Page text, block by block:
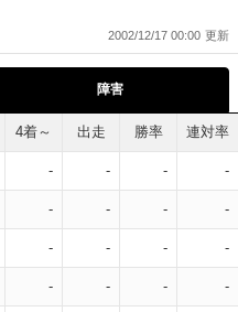
2002/12/17 00:00
障害
4着～ 出走 勝率 連対率
- - - -
- - - -
- - - -
- - - -